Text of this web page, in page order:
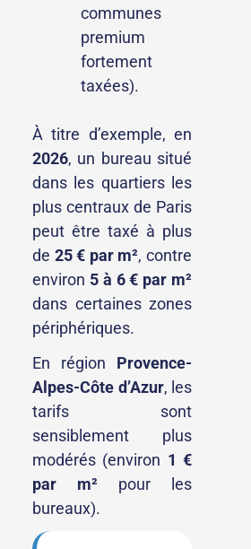
communes
premium
fortement
taxées).
À titre d’exemple, en
2026, un bureau situé
dans les quartiers les
plus centraux de Paris
peut être taxé à plus
de 25 € par m², contre
environ 5 à 6 € par m²
dans certaines zones
périphériques.
En région Provence-
Alpes-Côte d’Azur, les
tarifs sont
sensiblement plus
modérés (environ 1 €
par m² pour les
bureaux).